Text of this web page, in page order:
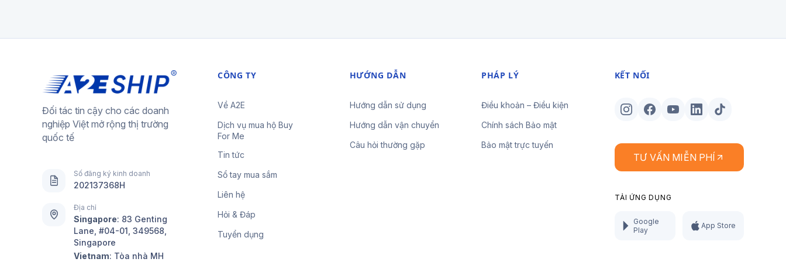
Đối tác tin cậy cho các doanh
nghiệp Việt mở rộng thị trường
quốc tế
Số đăng ký kinh doanh
202137368H
Địa chỉ
Singapore: 83 Genting
Lane, #04-01, 349568,
Singapore
Vietnam: Tòa nhà MH
CÔNG TY
Về A2E
Dịch vụ mua hộ Buy
For Me
Tin tức
Sổ tay mua sắm
Liên hệ
Hỏi & Đáp
Tuyển dụng
HƯỚNG DẪN
Hướng dẫn sử dụng
Hướng dẫn vận chuyển
Câu hỏi thường gặp
PHÁP LÝ
Điều khoản – Điều kiện
Chính sách Bảo mật
Bảo mật trực tuyến
KẾT NỐI
TƯ VẤN MIỄN PHÍ
TẢI ỨNG DỤNG
Google
Play
App Store